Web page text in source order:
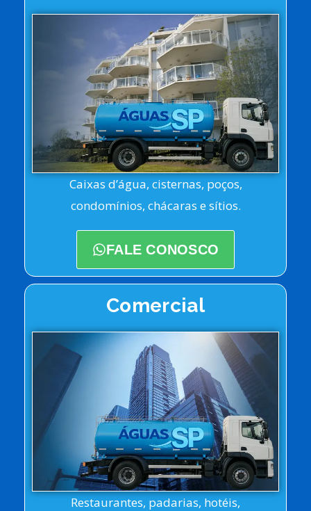
Caixas d’água, cisternas, poços,
condomínios, chácaras e sítios.
FALE CONOSCO
Comercial
Restaurantes, padarias, hotéis,